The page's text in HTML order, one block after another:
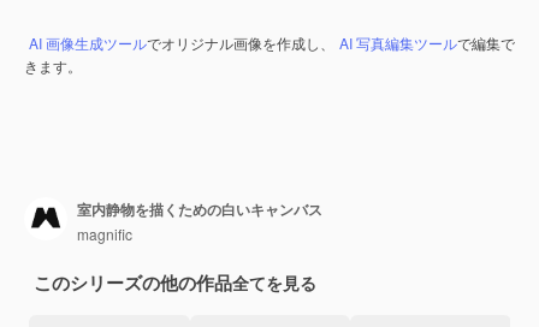
AI 画像生成ツールでオリジナル画像を作成し、 AI 写真編集ツールで編集で
きます。
室内静物を描くための白いキャンバス
magnific
このシリーズの他の作品全てを見る